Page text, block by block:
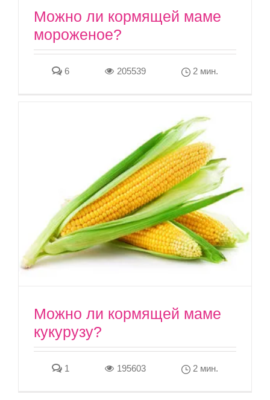
Можно ли кормящей маме
мороженое?
6 205539 2 мин.
Можно ли кормящей маме
кукурузу?
1 195603 2 мин.